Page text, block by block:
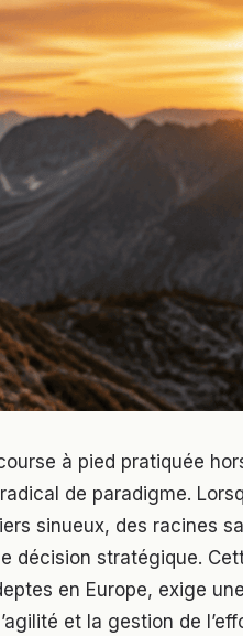
à pied pratiquée
de paradigme.
sinueux, des racines
décision stratégique.
en Europe, exige
et la gestion de